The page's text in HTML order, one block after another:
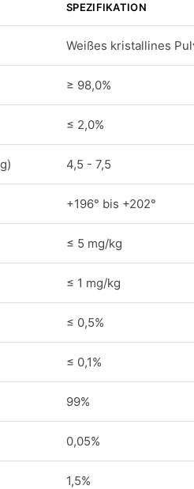
SPEZIFIKATION
Weißes kristallines
≥ 98,0%
≤ 2,0%
4,5 - 7,5
+196° bis +202°
≤ 5 mg/kg
≤ 1 mg/kg
≤ 0,5%
≤ 0,1%
99%
0,05%
1,5%